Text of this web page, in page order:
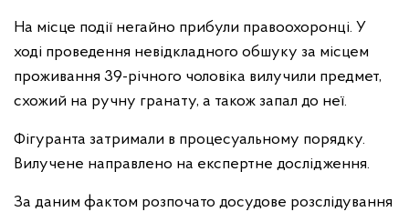
На місце події негайно прибули правоохоронці. У
ході проведення невідкладного обшуку за місцем
проживання 39-річного чоловіка вилучили предмет,
схожий на ручну гранату, а також запал до неї.
Фігуранта затримали в процесуальному порядку.
Вилучене направлено на експертне дослідження.
За даним фактом розпочато досудове розслідування